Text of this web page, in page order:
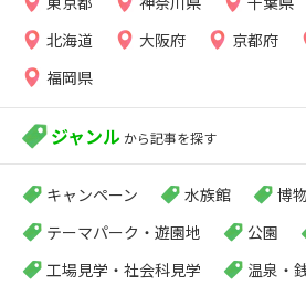
北海道
大阪府 京都府
福岡県
ジャンル から記事を探す
キャンペーン 水族館
博
テーマパーク・遊園地
公園
工場見学・社会科見学
温泉・